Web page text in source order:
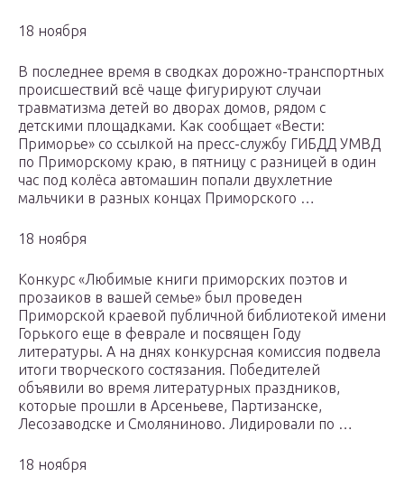
18 ноября
В последнее время в сводках дорожно-транспортных
происшествий всё чаще фигурируют случаи
травматизма детей во дворах домов, рядом с
детскими площадками. Как сообщает «Вести:
Приморье» со ссылкой на пресс-службу ГИБДД УМВД
по Приморскому краю, в пятницу с разницей в один
час под колёса автомашин попали двухлетние
мальчики в разных концах Приморского …
18 ноября
Конкурс «Любимые книги приморских поэтов и
прозаиков в вашей семье» был проведен
Приморской краевой публичной библиотекой имени
Горького еще в феврале и посвящен Году
литературы. А на днях конкурсная комиссия подвела
итоги творческого состязания. Победителей
объявили во время литературных праздников,
которые прошли в Арсеньеве, Партизанске,
Лесозаводске и Смоляниново. Лидировали по …
18 ноября